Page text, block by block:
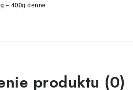
– 400g denne
produktu (0)